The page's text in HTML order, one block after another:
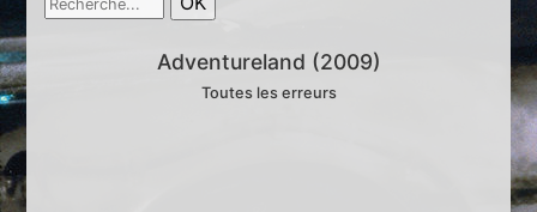
Adventureland (2009)
Toutes les erreurs